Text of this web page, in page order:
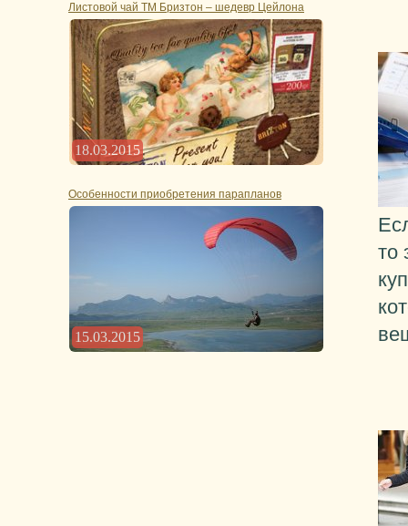
Листовой чай ТМ Бризтон – шедевр Цейлона
18.03.2015
Особенности приобретения парапланов
15.03.2015
то